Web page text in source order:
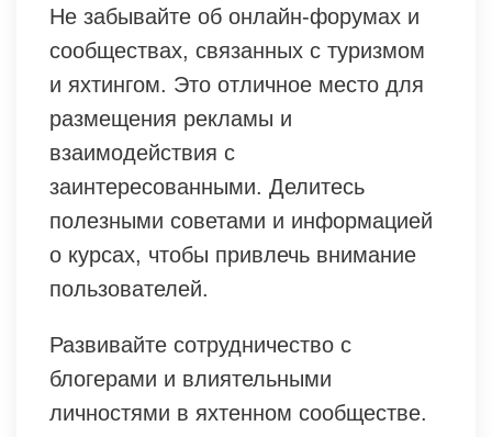
Не забывайте об онлайн-форумах и
сообществах, связанных с туризмом
и яхтингом. Это отличное место для
размещения рекламы и
взаимодействия с
заинтересованными. Делитесь
полезными советами и информацией
о курсах, чтобы привлечь внимание
пользователей.
Развивайте сотрудничество с
блогерами и влиятельными
личностями в яхтенном сообществе.